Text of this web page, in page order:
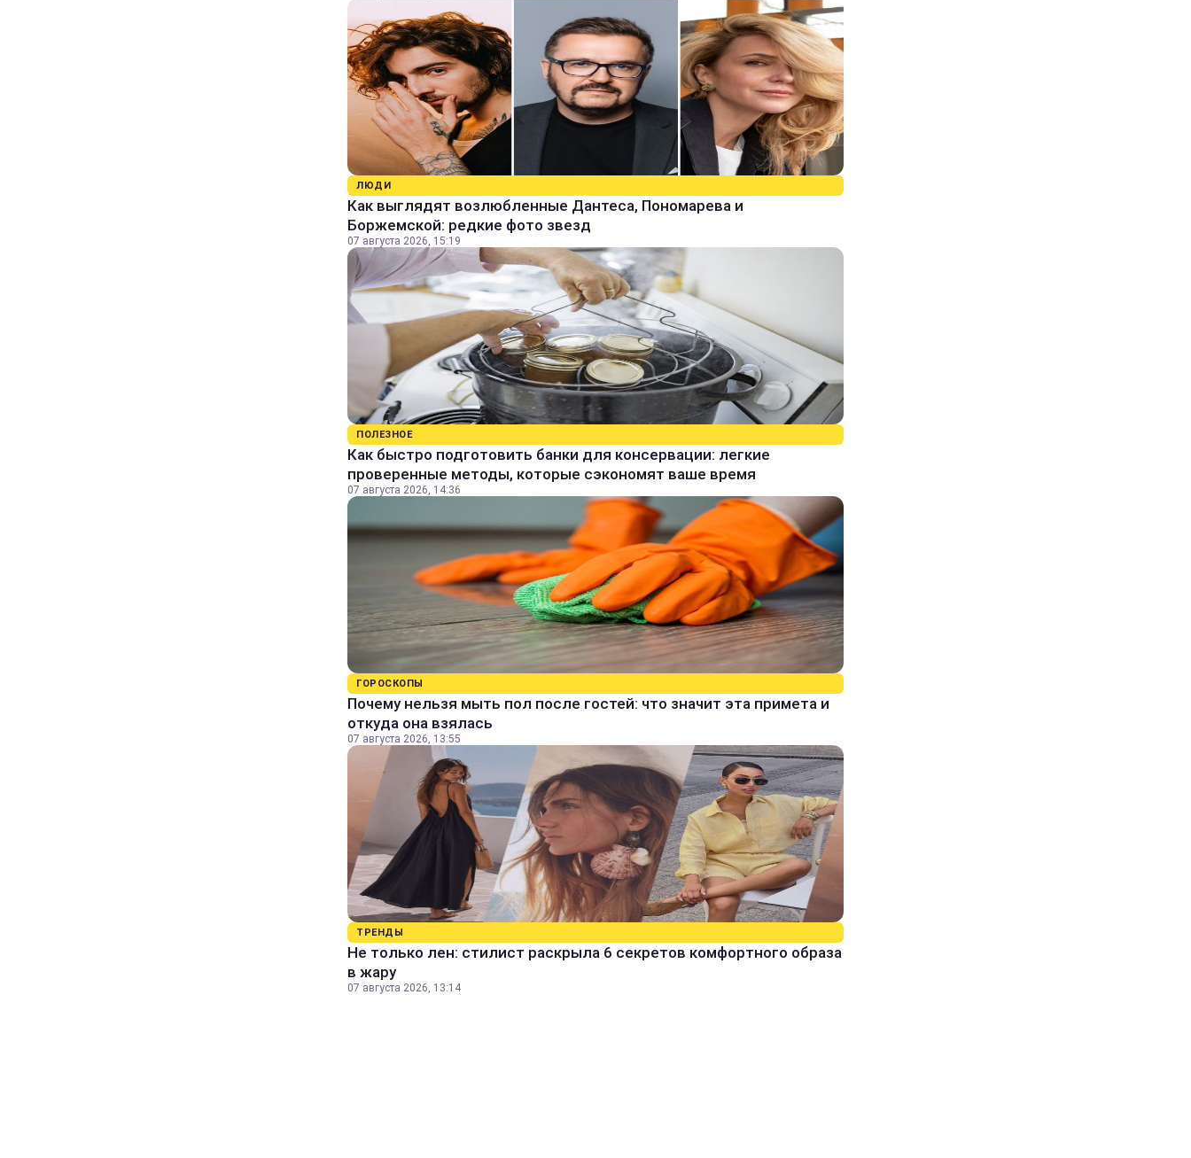
ЛЮДИ
Как выглядят возлюбленные Дантеса, Пономарева и
Боржемской: редкие фото звезд
07 августа 2026, 15:19
ПОЛЕЗНОЕ
Как быстро подготовить банки для консервации: легкие
проверенные методы, которые сэкономят ваше время
07 августа 2026, 14:36
ГОРОСКОПЫ
Почему нельзя мыть пол после гостей: что значит эта примета и
откуда она взялась
07 августа 2026, 13:55
ТРЕНДЫ
Не только лен: стилист раскрыла 6 секретов комфортного образа
в жару
07 августа 2026, 13:14